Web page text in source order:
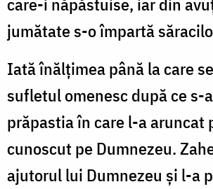
jumătate s-o împartă
Iată înălţimea până la care
sufletul omenesc după ce s-
prăpastia în care l-a aruncat
cunoscut pe Dumnezeu.
ajutorul lui Dumnezeu şi l-a